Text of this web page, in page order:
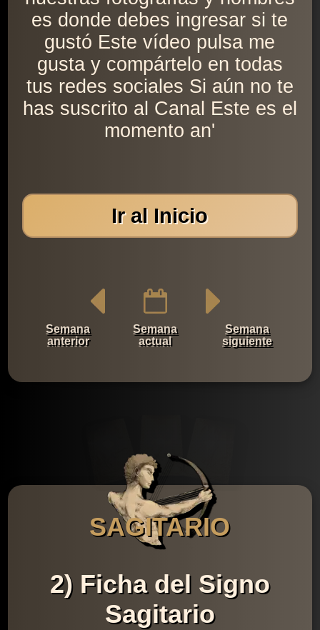
es donde debes ingresar si te
gustó Este vídeo pulsa me
gusta y compártelo en todas
tus redes sociales Si aún no te
has suscrito al Canal Este es el
momento an'
Ir al Inicio
Semana
anterior
Semana
actual
Semana
siguiente
SAGITARIO
2) Ficha del Signo
Sagitario